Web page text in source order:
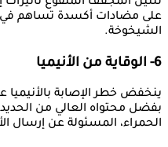
على مضادات أكسدة تساهم في
الشيخوخة.
6- الوقاية من الأنيميا
ينخفض خطر الإصابة بالأنيميا
بفضل محتواه العالي من
الحمراء، المسئولة عن إرسال